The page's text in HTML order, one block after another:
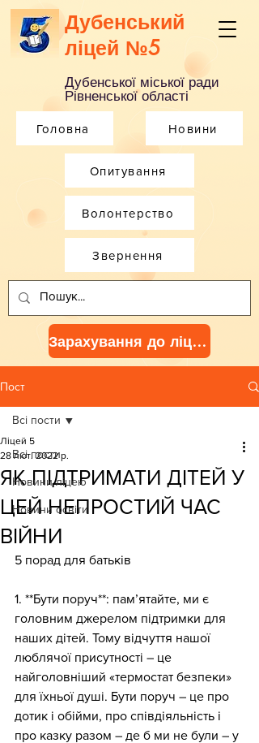
Дубенський
ліцей №5
Дубенської міської ради
Рівненської області
Головна Новини
Опитування
Зарахування до ліцею
Волонтерство
Звернення
Пост
Всі пости
Новини ліцею
Новини освіти
Всі пости
ЯК ПІДТРИМАТИ ДІТЕЙ У
ЦЕЙ НЕПРОСТИЙ ЧАС
ВІЙНИ
Ліцей 5
28 лют. 2022 р.
5 порад для батьків
1. **Бути поруч**: пам’ятайте, ми є
головним джерелом підтримки для
наших дітей. Тому відчуття нашої
люблячої присутності – це
найголовніший «термостат безпеки»
для їхньої душі. Бути поруч – це про
дотик і обійми, про співдіяльність і
про казку разом – де б ми не були – у